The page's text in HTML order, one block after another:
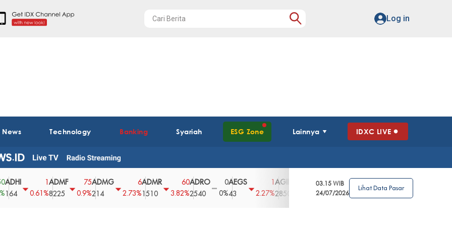
Log in
Technology Banking Syariah ESG Zone Lainnya IDXC LIVE
0.61%
ADMF
8225
75
0.9%
ADMG
214
2.73%
ADMR
1510
60
3.82%
ADRO
2540
0
0%
AEGS
2.27% 2850
3.39%
AGRO
4
2.63%
AGRS
62
0%
03.15 WIB
24/07/2026
Lihat Data Pasar